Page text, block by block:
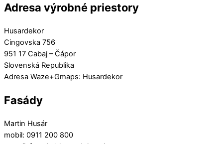
Adresa výrobné priestory
Husardekor
Cingovska 756
951 17 Cabaj – Čápor
Slovenská Republika
Adresa Waze+Gmaps: Husardekor
Fasády
Martin Husár
mobil: 0911 200 800